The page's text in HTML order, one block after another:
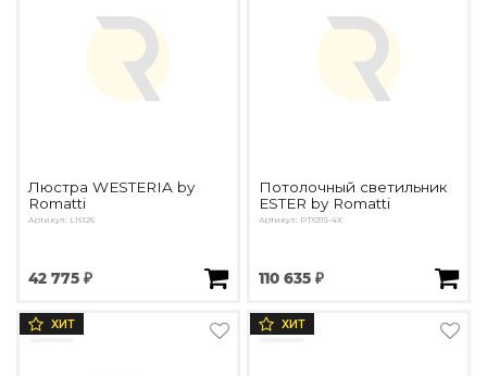
Люстра WESTERIA by
Romatti
Артикул: L16126
42 775 ₽
Потолочный светильник
ESTER by Romatti
Артикул: PT6315-4X
110 635 ₽
ХИТ ХИТ